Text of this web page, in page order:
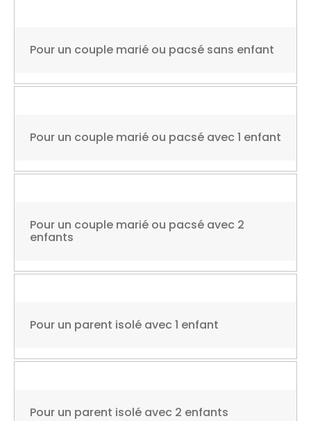
Pour un couple marié ou pacsé sans enfant
Pour un couple marié ou pacsé avec 1 enfant
Pour un couple marié ou pacsé avec 2
enfants
Pour un parent isolé avec 1 enfant
Pour un parent isolé avec 2 enfants